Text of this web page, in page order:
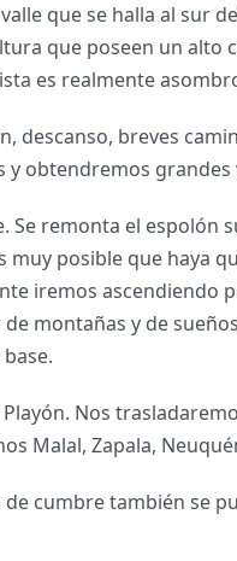
que se halla al sur
que poseen un alto
es realmente
descanso, breves
obtendremos
Se remonta el espolón
muy posible que haya
iremos ascendiendo
montañas y de
Nos
Malal, Zapala,
de cumbre también se